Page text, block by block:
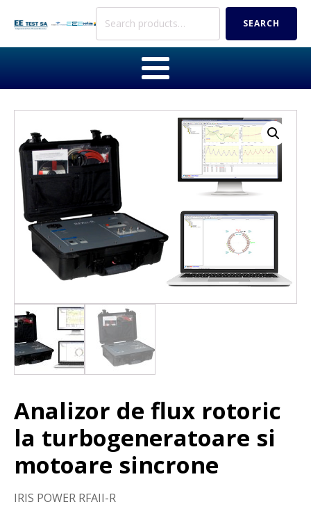
Search
SEARCH
Analizor de flux rotoric
la turbogeneratoare si
motoare sincrone
IRIS POWER RFAII-R